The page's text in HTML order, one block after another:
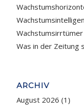
Was in der Zeitung
ARCHIV
August 2026 (1)